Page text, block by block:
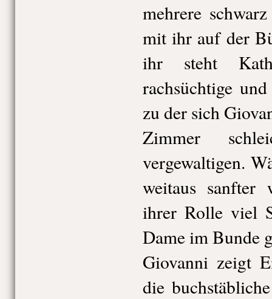
mehrere
mit ihr auf der
ihr steht
rachsüchtige
zu der sich
Zimmer
vergewaltigen.
weitaus
ihrer Rolle viel
Dame im Bunde
Giovanni zeigt
die